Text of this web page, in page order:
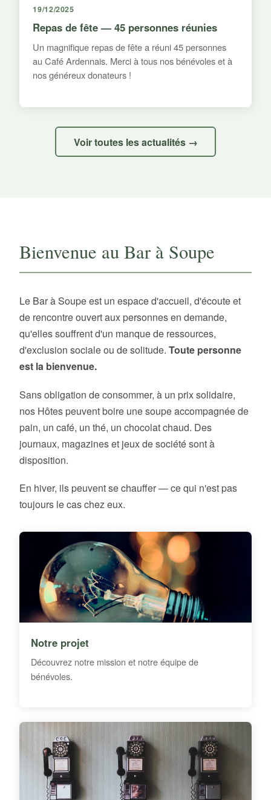
19/12/2025
Repas de fête — 45 personnes réunies
Un magnifique repas de fête a réuni 45 personnes
au Café Ardennais. Merci à tous nos bénévoles et à
nos généreux donateurs !
Voir toutes les actualités →
Bienvenue au Bar à Soupe
Le Bar à Soupe est un espace d'accueil, d'écoute et
de rencontre ouvert aux personnes en demande,
qu'elles souffrent d'un manque de ressources,
d'exclusion sociale ou de solitude. Toute personne
est la bienvenue.
Sans obligation de consommer, à un prix solidaire,
nos Hôtes peuvent boire une soupe accompagnée de
pain, un café, un thé, un chocolat chaud. Des
journaux, magazines et jeux de société sont à
disposition.
En hiver, ils peuvent se chauffer — ce qui n'est pas
toujours le cas chez eux.
Notre projet
Découvrez notre mission et notre équipe de
bénévoles.